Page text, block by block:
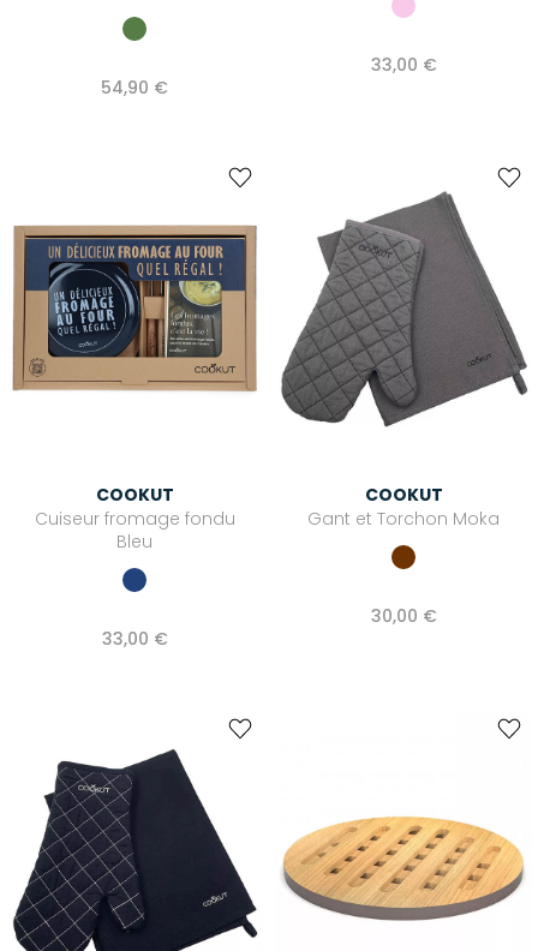
54,90 €
33,00 €
COOKUT
Cuiseur fromage fondu
Bleu
33,00 €
COOKUT
Gant et Torchon Moka
30,00 €